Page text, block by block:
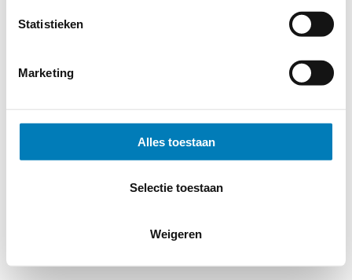
Statistieken
Marketing
Alles toestaan
Selectie toestaan
Weigeren